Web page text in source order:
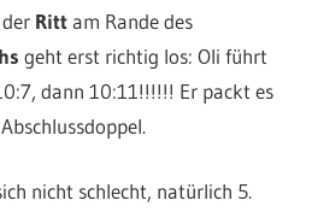
Rittam Rande des
geht erst richtig los: Oli führt
dann 10:11!!!!!! Er packt es
nicht schlecht, natürlich 5.